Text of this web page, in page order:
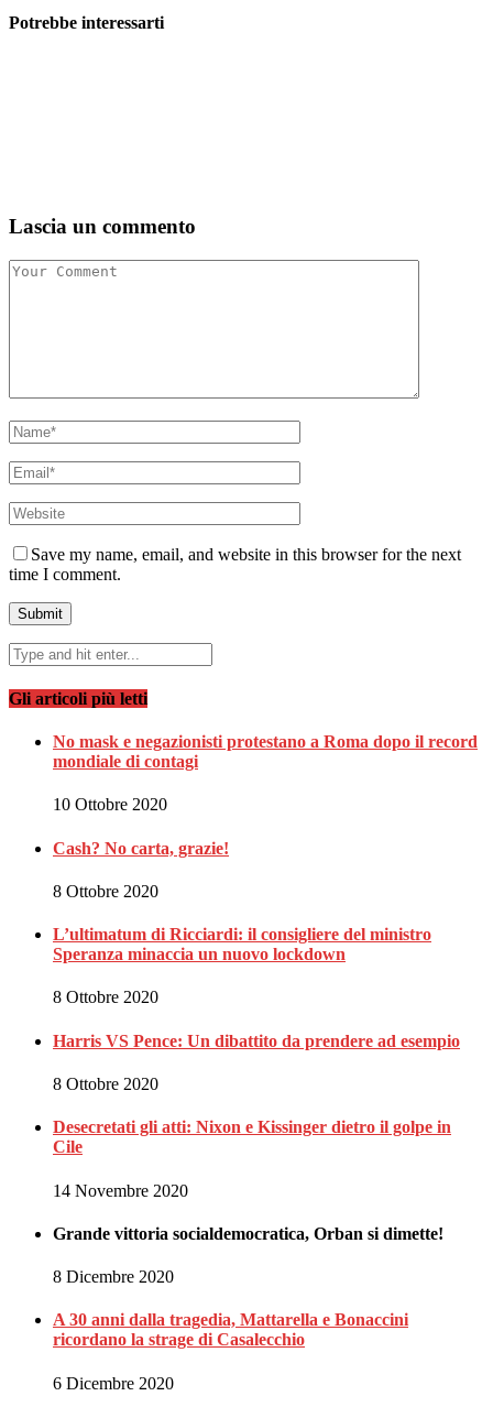
Potrebbe interessarti
Lascia un commento
Save my name, email, and website in this browser for the next
time I comment.
Gli articoli più letti
No mask e negazionisti protestano a Roma dopo il record
mondiale di contagi
10 Ottobre 2020
Cash? No carta, grazie!
8 Ottobre 2020
L’ultimatum di Ricciardi: il consigliere del ministro
Speranza minaccia un nuovo lockdown
8 Ottobre 2020
Harris VS Pence: Un dibattito da prendere ad esempio
8 Ottobre 2020
Desecretati gli atti: Nixon e Kissinger dietro il golpe in
Cile
14 Novembre 2020
Grande vittoria socialdemocratica, Orban si dimette!
8 Dicembre 2020
A 30 anni dalla tragedia, Mattarella e Bonaccini
ricordano la strage di Casalecchio
6 Dicembre 2020